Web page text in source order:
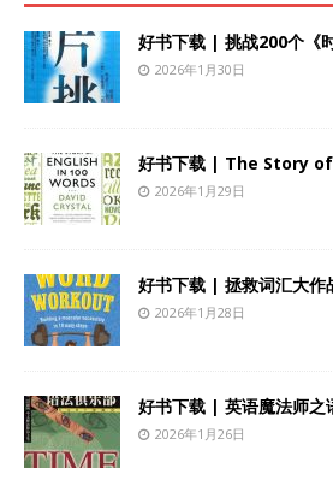
好书下载 | 挑战200个《
2026年1月30日
好书下载 | The Story
2026年1月29日
好书下载 | 拯救词汇大作
2026年1月28日
好书下载 | 英语魔法师之
2026年1月26日